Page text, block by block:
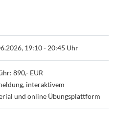
19:10 - 20:45 Uhr
890,- EUR
interaktivem
und online Übungsplattform